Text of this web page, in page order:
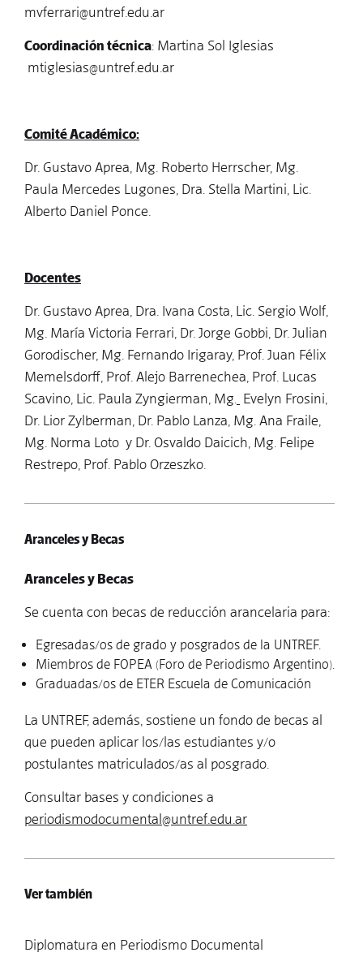
mvferrari@untref.edu.ar
Coordinación técnica: Martina Sol Iglesias
mtiglesias@untref.edu.ar
Comité Académico:
Dr. Gustavo Aprea, Mg. Roberto Herrscher, Mg.
Paula Mercedes Lugones, Dra. Stella Martini, Lic.
Alberto Daniel Ponce.
Docentes
Dr. Gustavo Aprea, Dra. Ivana Costa, Lic. Sergio Wolf,
Mg. María Victoria Ferrari, Dr. Jorge Gobbi, Dr. Julian
Gorodischer, Mg. Fernando Irigaray, Prof. Juan Félix
Memelsdorff, Prof. Alejo Barrenechea, Prof. Lucas
Scavino, Lic. Paula Zyngierman, Mg. Evelyn Frosini,
Dr. Lior Zylberman, Dr. Pablo Lanza, Mg. Ana Fraile,
Mg. Norma Loto y Dr. Osvaldo Daicich, Mg. Felipe
Restrepo, Prof. Pablo Orzeszko.
Aranceles y Becas
Aranceles y Becas
Se cuenta con becas de reducción arancelaria para:
Egresadas/os de grado y posgrados de la UNTREF.
Miembros de FOPEA (Foro de Periodismo Argentino).
Graduadas/os de ETER Escuela de Comunicación
La UNTREF, además, sostiene un fondo de becas al
que pueden aplicar los/las estudiantes y/o
postulantes matriculados/as al posgrado.
Consultar bases y condiciones a
periodismodocumental@untref.edu.ar
Ver también
Diplomatura en Periodismo Documental